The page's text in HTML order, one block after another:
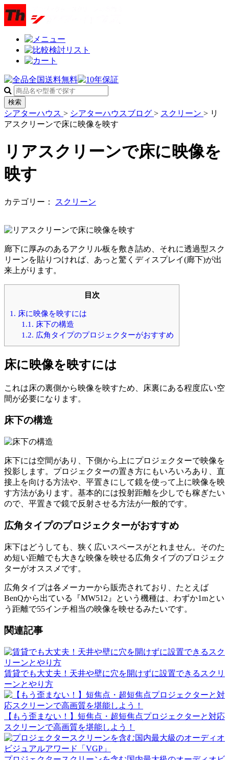
検索
シアターハウス > シアターハウスブログ > スクリーン > リ
アスクリーンで床に映像を映す
リアスクリーンで床に映像を
映す
カテゴリー： スクリーン
廊下に厚みのあるアクリル板を敷き詰め、それに透過型スク
リーンを貼りつければ、あっと驚くディスプレイ(廊下)が出
来上がります。
目次
1. 床に映像を映すには
1.1. 床下の構造
1.2. 広角タイプのプロジェクターがおすすめ
床に映像を映すには
これは床の裏側から映像を映すため、床裏にある程度広い空
間が必要になります。
床下の構造
床下には空間があり、下側から上にプロジェクターで映像を
投影します。プロジェクターの置き方にもいろいろあり、直
接上を向ける方法や、平置きにして鏡を使って上に映像を映
す方法があります。基本的には投射距離を少しでも稼ぎたい
ので、平置きで鏡で反射させる方法が一般的です。
広角タイプのプロジェクターがおすすめ
床下はどうしても、狭く広いスペースがとれません。そのた
め短い距離でも大きな映像を映せる広角タイプのプロジェク
ターがオススメです。
広角タイプは各メーカーから販売されており、たとえば
BenQから出ている『MW512』という機種は、わずか1mとい
う距離で55インチ相当の映像を映せるみたいです。
関連記事
賃貸でも大丈夫！天井や壁に穴を開けずに設置できるスクリ
ーンとやり方
【もう歪まない！】短焦点・超短焦点プロジェクターと対応
スクリーンで高画質を堪能しよう！